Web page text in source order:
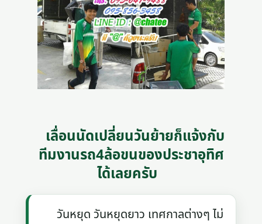
เลื่อนนัดเปลี่ยนวันย้ายก็แจ้งกับ
ทีมงานรถ4ล้อขนของประชาอุทิศ
ได้เลยครับ
วันหยุด วันหยุดยาว เทศกาลต่างๆ ไม่